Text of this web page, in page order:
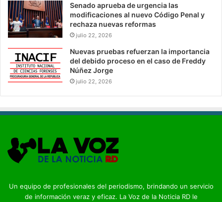
Senado aprueba de urgencia las
modificaciones al nuevo Código Penal y
rechaza nuevas reformas
julio 22, 2026
Nuevas pruebas refuerzan la importancia
del debido proceso en el caso de Freddy
Núñez Jorge
julio 22, 2026
Un equipo de profesionales del periodismo, brindando un servicio
de información veraz y eficaz. La Voz de la Noticia RD le